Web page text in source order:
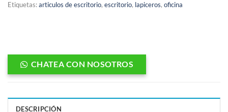
Etiquetas:articulos de escritorio, escritorio, lapiceros, oficina
CHATEA CON NOSOTROS
DESCRIPCIÓN